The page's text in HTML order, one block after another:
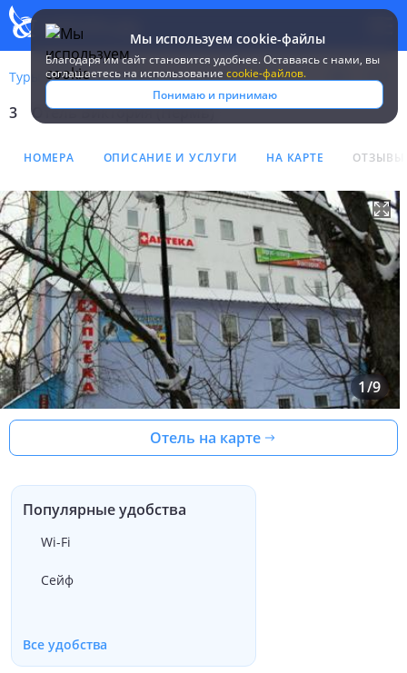
Мы используем cookie-файлы
Благодаря им сайт становится удобнее. Оставаясь c нами, вы
соглашаетесь на использование cookie-файлов.
Понимаю и принимаю
Туры Россия Пермь Виктория (Пермь)
Отель Виктория (Пермь)
3 Отель Виктория (Пермь)
НОМЕРА ОПИСАНИЕ И УСЛУГИ НА КАРТЕ ОТЗЫВЫ
1/9
Отель на карте
Популярные удобства
Wi-Fi
Сейф
Все удобства